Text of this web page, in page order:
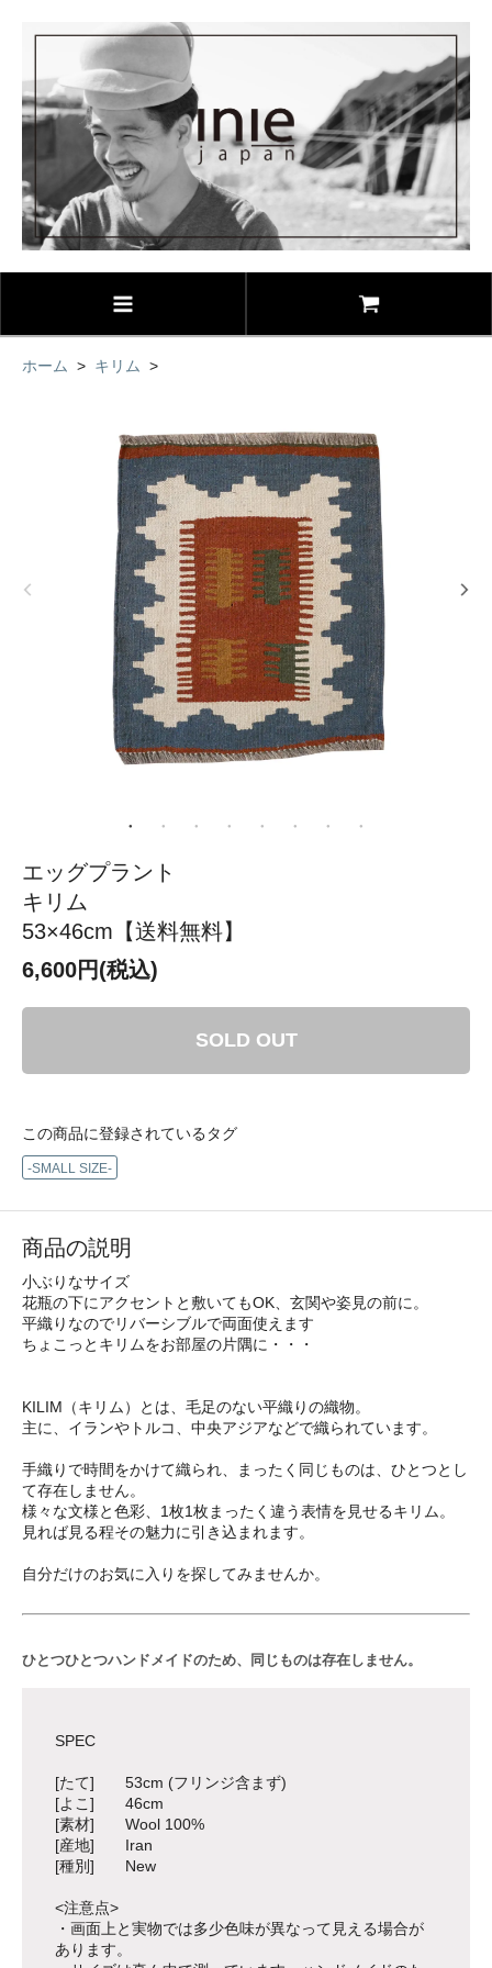
ホーム > キリム >
エッグプラント
キリム
53×46cm【送料無料】
6,600円(税込)
SOLD OUT
この商品に登録されているタグ
-SMALL SIZE-
商品の説明
小ぶりなサイズ
花瓶の下にアクセントと敷いてもOK、玄関や姿見の前に。
平織りなのでリバーシブルで両面使えます
ちょこっとキリムをお部屋の片隅に・・・
KILIM（キリム）とは、毛足のない平織りの織物。
主に、イランやトルコ、中央アジアなどで織られています。
手織りで時間をかけて織られ、まったく同じものは、ひとつとし
て存在しません。
様々な文様と色彩、1枚1枚まったく違う表情を見せるキリム。
見れば見る程その魅力に引き込まれます。
自分だけのお気に入りを探してみませんか。
ひとつひとつハンドメイドのため、同じものは存在しません。
SPEC
[たて] 53cm (フリンジ含まず)
[よこ] 46cm
[素材] Wool 100%
[産地] Iran
[種別] New
<注意点>
・画面上と実物では多少色味が異なって見える場合が
あります。